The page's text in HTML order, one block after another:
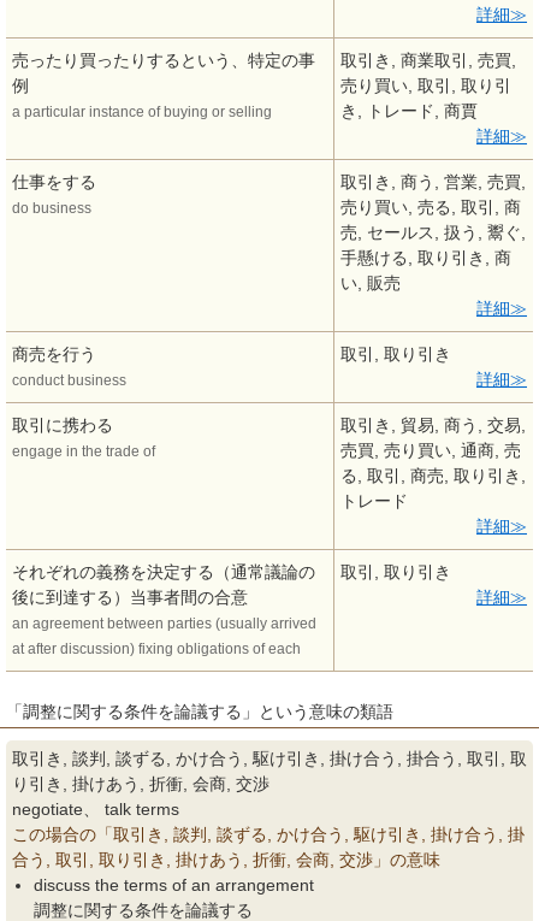
詳細
売ったり買ったりするという、特定の事
例
a particular instance of buying or selling
取引き, 商業取引, 売買,
売り買い, 取引, 取り引
き, トレード, 商賈
詳細
仕事をする
do business
取引き, 商う, 営業, 売買,
売り買い, 売る, 取引, 商
売, セールス, 扱う, 鬻ぐ,
手懸ける, 取り引き, 商
い, 販売
詳細
商売を行う
conduct business
取引, 取り引き
詳細
取引に携わる
engage in the trade of
取引き, 貿易, 商う, 交易,
売買, 売り買い, 通商, 売
る, 取引, 商売, 取り引き,
トレード
詳細
それぞれの義務を決定する（通常議論の
後に到達する）当事者間の合意
an agreement between parties (usually arrived
at after discussion) fixing obligations of each
取引, 取り引き
詳細
「調整に関する条件を論議する」という意味の類語
取引き, 談判, 談ずる, かけ合う, 駆け引き, 掛け合う, 掛合う, 取引, 取
り引き, 掛けあう, 折衝, 会商, 交渉
negotiate、 talk terms
この場合の「取引き, 談判, 談ずる, かけ合う, 駆け引き, 掛け合う, 掛
合う, 取引, 取り引き, 掛けあう, 折衝, 会商, 交渉」の意味
discuss the terms of an arrangement
調整に関する条件を論議する